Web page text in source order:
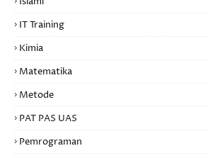
IT Training
Kimia
Matematika
Metode
PAT PAS UAS
Pemrograman